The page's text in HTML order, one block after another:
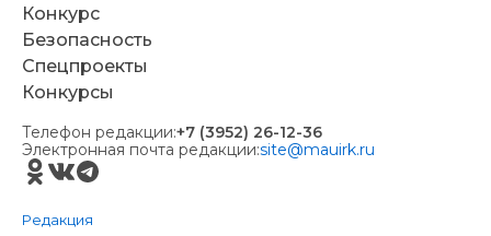
Конкурс
Безопасность
Спецпроекты
Конкурсы
Телефон редакции:+7 (3952) 26-12-36
Электронная почта редакции:site@mauirk.ru
Редакция